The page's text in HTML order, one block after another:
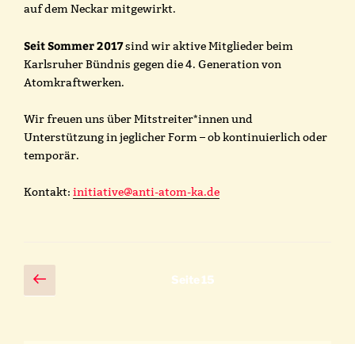
auf dem Neckar mitgewirkt.
Seit Sommer 2017sind wir aktive Mitglieder beim
Karlsruher Bündnis gegen die 4. Generation von
Atomkraftwerken.
Wir freuen uns über Mitstreiter*innen und
Unterstützung in jeglicher Form – ob kontinuierlich oder
temporär.
Kontakt: initiative@anti-atom-ka.de
Seitennummerierung
der
Vorherige
Seite
Seite15